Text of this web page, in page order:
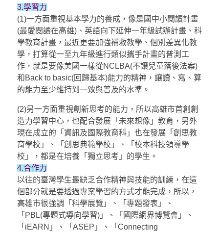
3.學習力
(1)一方面重視基本學力的養成，像是國中小閱讀計畫
(最愛閱讀在高雄)、英語向下延伸一年級試辦計畫、科
學教育計畫，最近更要加強補救教學、個別差異化教
學，打算從一至九年級進行類似攜手計畫的普測工
作，就是要像美國一樣從NCLBA(不讓兒童落後法案)
和Back to basic(回歸基本)能力的精神，讓讀、寫、算
的能力至少維持到一致與普及的水準。
(2)另一方面重視創新思考的能力，所以高雄市首創創
造力學習中心，也配合發展「未來想像」教育，另外
現在成立的「資訊及國際教育科」也在發展「創思教
育學校」、「創思典範學校」、「校本科技領導學
校」，都是在培養「獨立思考」的學生。
4.合作力
以往的臺灣學生最缺乏合作精神與技能的訓練，在這
個部分就是要透過專案學習的方式才能完成，所以，
高雄市很強調「科學展覽」、「專題發表」、
「PBL(專題式導向學習)」、「國際網界博覽會」、
「iEARN」、「ASEP」、「Connecting